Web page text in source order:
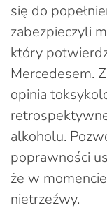
się do
zabezpieczyli
który
Mercedesem.
opinia
alkoholu.
poprawności
że w
nietrzeźwy.